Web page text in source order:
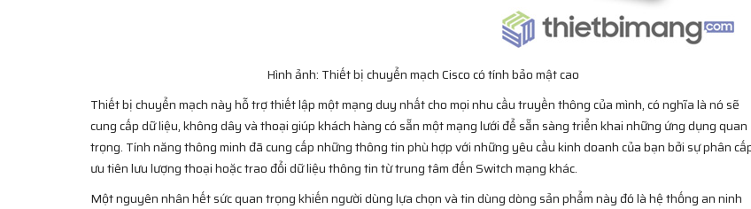
Hình ảnh: Thiết bị chuyển mạch Cisco có tính bảo mật cao
Thiết bị chuyển mạch này hỗ trợ thiết lập một mạng duy nhất cho mọi nhu cầu truyền thông của mình, có nghĩa là nó sẽ
cung cấp dữ liệu, không dây và thoại giúp khách hàng có sẵn một mạng lưới để sẵn sàng triển khai những ứng dụng quan
trọng. Tính năng thông minh đã cung cấp những thông tin phù hợp với những yêu cầu kinh doanh của bạn bởi sự phân
ưu tiên lưu lượng thoại hoặc trao đổi dữ liệu thông tin từ trung tâm đến Switch mạng khác.
Một nguyên nhân hết sức quan trọng khiến người dùng lựa chọn và tin dùng dòng sản phẩm này đó là hệ thống an ninh